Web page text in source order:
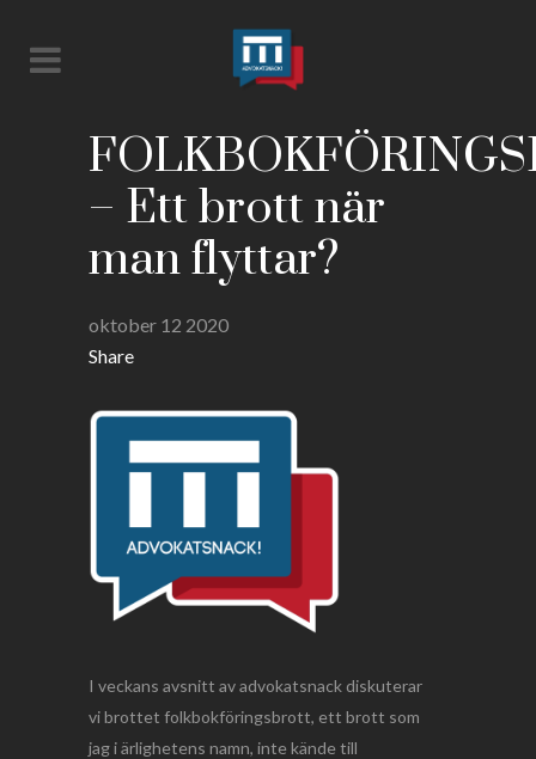
– Ett brott när
man flyttar?
oktober 12 2020
Share
I veckans avsnitt av advokatsnack diskuterar
vi brottet folkbokföringsbrott, ett brott som
jag i ärlighetens namn, inte kände till